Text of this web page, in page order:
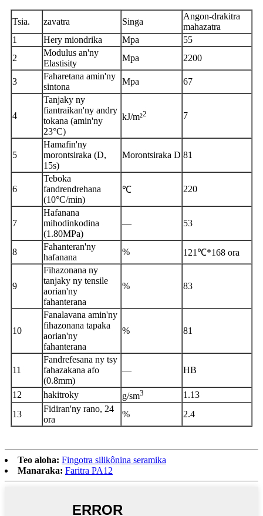
Tsia. zavatra Singa
Angon-drakitra
mahazatra
1
Hery miondrika Mpa
55
2
Modulus an'ny
Elastisity
Mpa 2200
3
Faharetana amin'ny
sintona
Mpa 67
4
Tanjaky ny
fiantraikan'ny andry
tokana (amin'ny
23°C)
kJ/m²2 7
5
Hamafin'ny
morontsiraka (D,
15s)
Morontsiraka D 81
6
Teboka
fandrendrehana
(10°C/min)
℃ 220
7
Hafanana
mihodinkodina
(1.80MPa)
— 53
8
Fahanteran'ny
hafanana
% 121℃*168 ora
9
Fihazonana ny
tanjaky ny tensile
aorian'ny
fahanterana
% 83
10
Fanalavana amin'ny
fihazonana tapaka
aorian'ny
fahanterana
% 81
11
Fandrefesana ny tsy
fahazakana afo
(0.8mm)
— HB
12 hakitroky g/sm3
1.13
13
Fidiran'ny rano, 24
ora
% 2.4
Teo aloha: Fingotra silikônina seramika
Manaraka: Faritra PA12